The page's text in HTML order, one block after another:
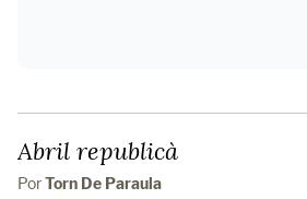
Abril republicà
PorTorn De Paraula